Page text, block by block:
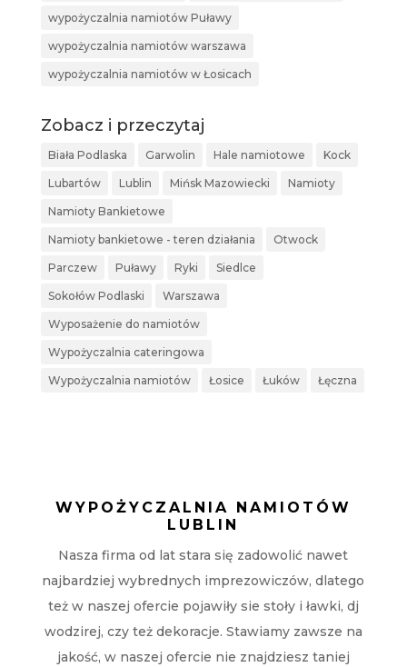
wypożyczalnia namiotów Puławy
wypożyczalnia namiotów warszawa
wypożyczalnia namiotów w Łosicach
Zobacz i przeczytaj
Biała Podlaska Garwolin Hale namiotowe Kock
Lubartów Lublin Mińsk Mazowiecki Namioty
Namioty Bankietowe
Namioty bankietowe - teren działania Otwock
Parczew Puławy Ryki Siedlce
Sokołów Podlaski Warszawa
Wyposażenie do namiotów
Wypożyczalnia cateringowa
Wypożyczalnia namiotów Łosice Łuków Łęczna
WYPOŻYCZALNIA NAMIOTÓW
LUBLIN
Nasza firma od lat stara się zadowolić nawet
najbardziej wybrednych imprezowiczów, dlatego
też w naszej ofercie pojawiły sie stoły i ławki, dj
wodzirej, czy też dekoracje. Stawiamy zawsze na
jakość, w naszej ofercie nie znajdziesz taniej